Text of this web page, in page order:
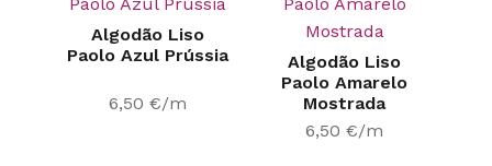
Algodão Liso
Paolo Azul Prússia
6,50 €/m
Algodão Liso
Paolo Amarelo
Mostrada
6,50 €/m